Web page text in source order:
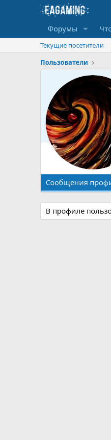
Форумы
Текущие посетители
Пользователи
Сообщения
В профиле